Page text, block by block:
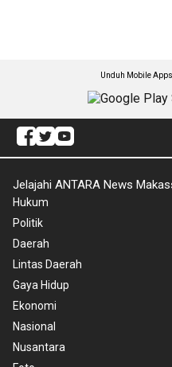
Unduh Mobile
Jelajahi ANTARA News
Hukum
Politik
Daerah
Lintas Daerah
Gaya Hidup
Ekonomi
Nasional
Nusantara